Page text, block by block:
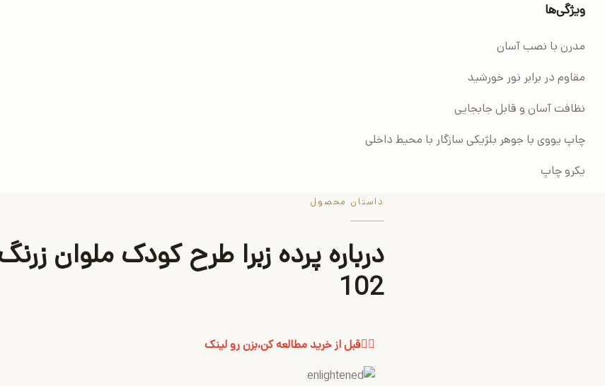
ویژگی‌ها
مدرن با نصب آسان
مقاوم در برابر نور خورشید
نظافت آسان و قابل جابجایی
چاپ یووی با جوهر بلژیکی سازگار با محیط داخلی
یکرو چاپ
داستان محصول
102
👈🏻قبل از خرید مطالعه کن،بزن رو لینک